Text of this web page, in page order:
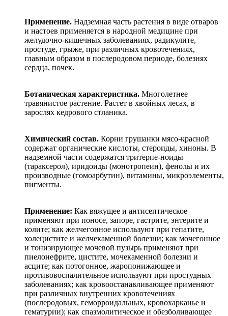
Применение. Надземная часть растения в виде отваров
и настоев применяется в народной медицине при
желудочно-кишечных заболеваниях, радикулите,
простуде, грыже, при различных кровотечениях,
главным образом в послеродовом периоде, болезнях
сердца, почек.
Ботаническая характеристика. Многолетнее
травянистое растение. Растет в хвойных лесах, в
зарослях кедрового стланика.
Химический состав. Корни грушанки мясо-красной
содержат органические кислоты, стероиды, хиноны. В
надземной части содержатся тритерпе-ноиды
(тараксерол), иридоиды (монотропеин), фенолы и их
производные (гомоарбутин), витамины, микроэлементы,
пигменты.
Применение: Как вяжущее и антисептическое
применяют при поносе, запоре, гастрите, энтерите и
колите; как желчегонное используют при гепатите,
холецистите и желчекаменной болезни; как мочегонное
и тонизирующее мочевой пузырь применяют при
пиелонефрите, цистите, мочекаменной болезни и
асците; как потогонное, жаропонижающее и
противовоспалительное используют при простудных
заболеваниях; как кровоостанавливающее применяют
при различных внутренних кровотечениях
(послеродовых, геморроидальных, кровохарканье и
гематурии); как спазмолитическое и обезболивающее